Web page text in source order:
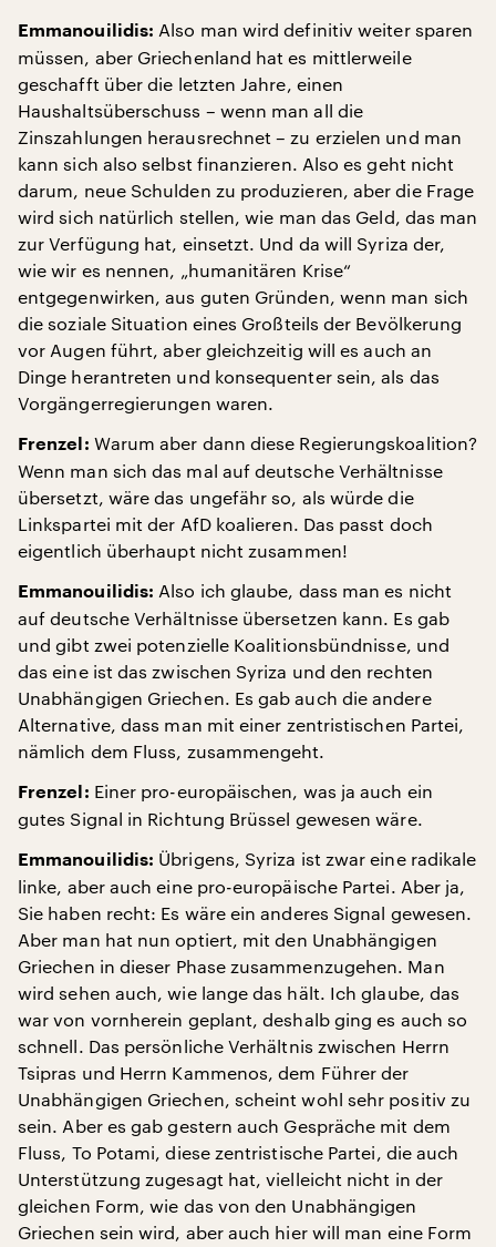
Emmanouilidis: Also man wird definitiv weiter sparen
müssen, aber Griechenland hat es mittlerweile
geschafft über die letzten Jahre, einen
Haushaltsüberschuss – wenn man all die
Zinszahlungen herausrechnet – zu erzielen und man
kann sich also selbst finanzieren. Also es geht nicht
darum, neue Schulden zu produzieren, aber die Frage
wird sich natürlich stellen, wie man das Geld, das man
zur Verfügung hat, einsetzt. Und da will Syriza der,
wie wir es nennen, „humanitären Krise“
entgegenwirken, aus guten Gründen, wenn man sich
die soziale Situation eines Großteils der Bevölkerung
vor Augen führt, aber gleichzeitig will es auch an
Dinge herantreten und konsequenter sein, als das
Vorgängerregierungen waren.
Frenzel: Warum aber dann diese Regierungskoalition?
Wenn man sich das mal auf deutsche Verhältnisse
übersetzt, wäre das ungefähr so, als würde die
Linkspartei mit der AfD koalieren. Das passt doch
eigentlich überhaupt nicht zusammen!
Emmanouilidis: Also ich glaube, dass man es nicht
auf deutsche Verhältnisse übersetzen kann. Es gab
und gibt zwei potenzielle Koalitionsbündnisse, und
das eine ist das zwischen Syriza und den rechten
Unabhängigen Griechen. Es gab auch die andere
Alternative, dass man mit einer zentristischen Partei,
nämlich dem Fluss, zusammengeht.
Frenzel: Einer pro-europäischen, was ja auch ein
gutes Signal in Richtung Brüssel gewesen wäre.
Emmanouilidis: Übrigens, Syriza ist zwar eine radikale
linke, aber auch eine pro-europäische Partei. Aber ja,
Sie haben recht: Es wäre ein anderes Signal gewesen.
Aber man hat nun optiert, mit den Unabhängigen
Griechen in dieser Phase zusammenzugehen. Man
wird sehen auch, wie lange das hält. Ich glaube, das
war von vornherein geplant, deshalb ging es auch so
schnell. Das persönliche Verhältnis zwischen Herrn
Tsipras und Herrn Kammenos, dem Führer der
Unabhängigen Griechen, scheint wohl sehr positiv zu
sein. Aber es gab gestern auch Gespräche mit dem
Fluss, To Potami, diese zentristische Partei, die auch
Unterstützung zugesagt hat, vielleicht nicht in der
gleichen Form, wie das von den Unabhängigen
Griechen sein wird, aber auch hier will man eine Form